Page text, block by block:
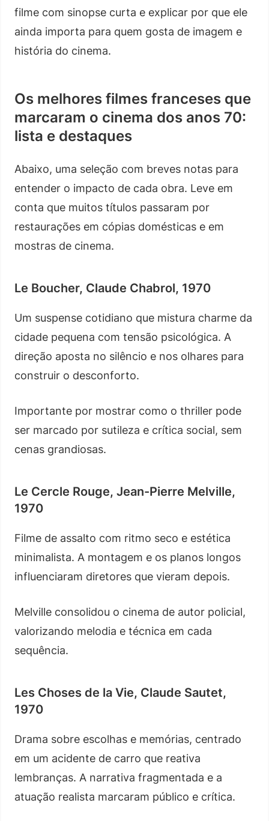
filme com sinopse curta e explicar por que ele
ainda importa para quem gosta de imagem e
história do cinema.
Os melhores filmes franceses que
marcaram o cinema dos anos 70:
lista e destaques
Abaixo, uma seleção com breves notas para
entender o impacto de cada obra. Leve em
conta que muitos títulos passaram por
restaurações em cópias domésticas e em
mostras de cinema.
Le Boucher, Claude Chabrol, 1970
Um suspense cotidiano que mistura charme da
cidade pequena com tensão psicológica. A
direção aposta no silêncio e nos olhares para
construir o desconforto.
Importante por mostrar como o thriller pode
ser marcado por sutileza e crítica social, sem
cenas grandiosas.
Le Cercle Rouge, Jean-Pierre Melville,
1970
Filme de assalto com ritmo seco e estética
minimalista. A montagem e os planos longos
influenciaram diretores que vieram depois.
Melville consolidou o cinema de autor policial,
valorizando melodia e técnica em cada
sequência.
Les Choses de la Vie, Claude Sautet,
1970
Drama sobre escolhas e memórias, centrado
em um acidente de carro que reativa
lembranças. A narrativa fragmentada e a
atuação realista marcaram público e crítica.